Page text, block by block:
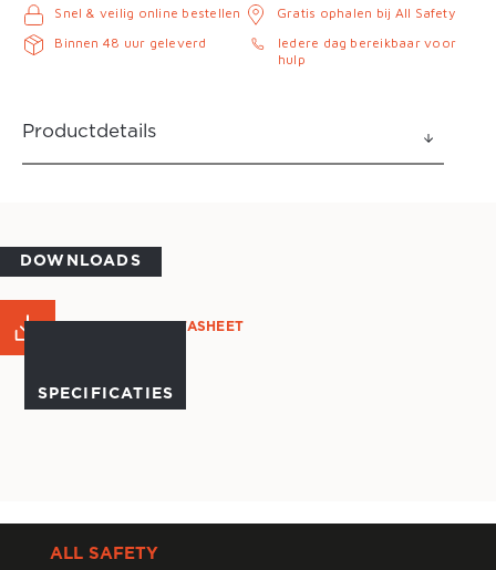
Snel & veilig online bestellen
Binnen 48 uur geleverd
Gratis ophalen bij All Safety
Iedere dag bereikbaar voor
hulp
Productdetails
DOWNLOADS
PRODUCT DATASHEET
SPECIFICATIES
ALL SAFETY